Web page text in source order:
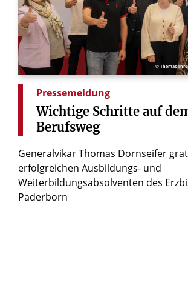
© Thomas
Pressemeldung
Wichtige Schritte auf
Berufsweg
Generalvikar Thomas Dornseifer
erfolgreichen Ausbildungs- und
Weiterbildungsabsolventen des
Paderborn